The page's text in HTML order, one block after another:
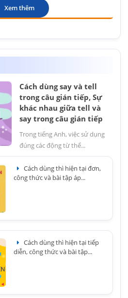
Xem thêm
Cách dùng say và tell
trong câu gián tiếp, Sự
khác nhau giữa tell và
say trong câu gián tiếp
Trong tiếng Anh, việc sử dụng
đúng các động từ thể...
Cách dùng thì hiện tại đơn,
công thức và bài tập áp...
Cách dùng thì hiện tại tiếp
diễn, công thức và bài tập...